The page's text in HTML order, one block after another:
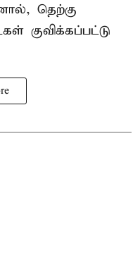
தெற்கு
குவிக்கப்பட்டு